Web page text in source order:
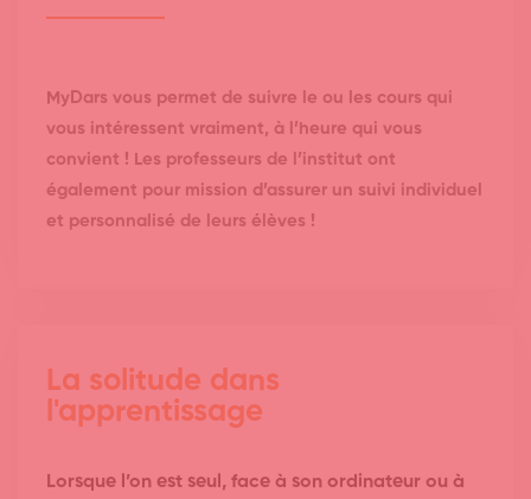
MyDars vous permet de suivre le ou les cours qui
vous intéressent vraiment, à l’heure qui vous
convient ! Les professeurs de l’institut ont
également pour mission d’assurer un suivi individuel
et personnalisé de leurs élèves !
La solitude dans
l'apprentissage
Lorsque l’on est seul, face à son ordinateur ou à